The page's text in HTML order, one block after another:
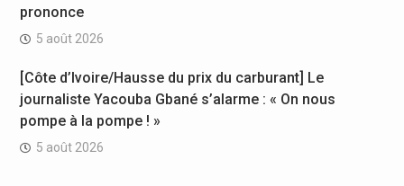
prononce
5 août 2026
[Côte d’Ivoire/Hausse du prix du carburant] Le
journaliste Yacouba Gbané s’alarme : « On nous
pompe à la pompe ! »
5 août 2026